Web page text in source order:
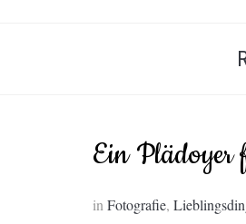
Ein Plädoyer
in Fotografie,